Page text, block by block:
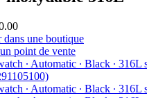
dans une boutique
point de vente